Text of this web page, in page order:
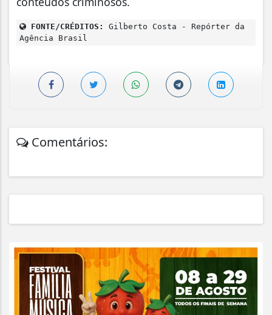
FONTE/CRÉDITOS:
Gilberto Costa - Repórter da
Agência Brasil
Comentários: